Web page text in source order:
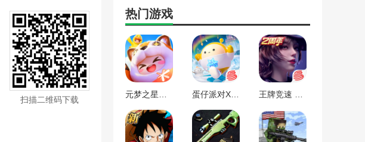
扫描二维码下载
热门游戏